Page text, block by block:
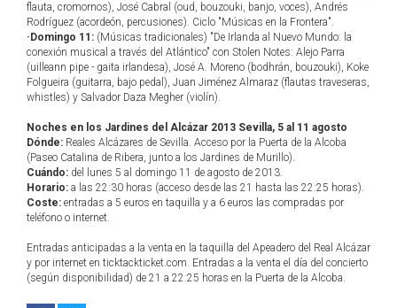
flauta, cromornos), José Cabral (oud, bouzouki, banjo, voces), Andrés
Rodríguez (acordeón, percusiones). Ciclo "Músicas en la Frontera".
·Domingo 11: (Músicas tradicionales) "De Irlanda al Nuevo Mundo: la
conexión musical a través del Atlántico" con Stolen Notes: Alejo Parra
(uilleann pipe - gaita irlandesa), José A. Moreno (bodhrán, bouzouki), Koke
Folgueira (guitarra, bajo pedal), Juan Jiménez Almaraz (flautas traveseras,
whistles) y Salvador Daza Megher (violín).
Noches en los Jardines del Alcázar 2013 Sevilla, 5 al 11 agosto
Dónde: Reales Alcázares de Sevilla. Acceso por la Puerta de la Alcoba
(Paseo Catalina de Ribera, junto a los Jardines de Murillo).
Cuándo: del lunes 5 al domingo 11 de agosto de 2013.
Horario: a las 22:30 horas (acceso desde las 21 hasta las 22:25 horas).
Coste: entradas a 5 euros en taquilla y a 6 euros las compradas por
teléfono o internet.
Entradas anticipadas a la venta en la taquilla del Apeadero del Real Alcázar
y por internet en ticktackticket.com. Entradas a la venta el día del concierto
(según disponibilidad) de 21 a 22:25 horas en la Puerta de la Alcoba.